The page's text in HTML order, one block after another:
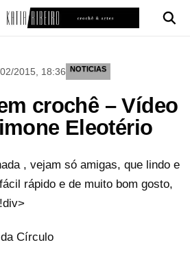
2015, 18:36 NOTICIAS
crochê – Vídeo
Eleotério
, vejam só amigas, que lindo e
rápido e de muito bom gosto,
Círculo